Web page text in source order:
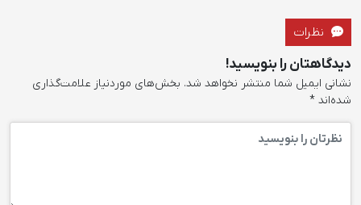
نظرات
دیدگاهتان را بنویسید!
نشانی ایمیل شما منتشر نخواهد شد. بخش‌های موردنیاز علامت‌گذاری
شده‌اند *